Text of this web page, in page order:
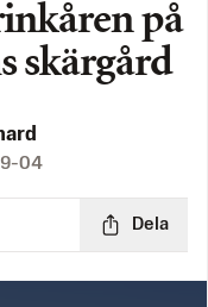
på
skärgård
04
Dela